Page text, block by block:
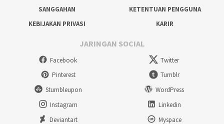
SANGGAHAN
KETENTUAN PENGGUNA
KEBIJAKAN PRIVASI
KARIR
JARINGAN SOCIAL
Facebook
Twitter
Pinterest
Tumblr
Stumbleupon
WordPress
Instagram
Linkedin
Deviantart
Myspace